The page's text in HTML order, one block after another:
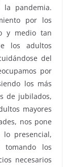
pandemia.
por los
y medio tan
los adultos
del
por
los más
de jubilados,
mayores
nos pone
presencial,
tomando los
necesarios